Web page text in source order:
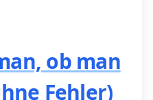
ob man
Fehler)